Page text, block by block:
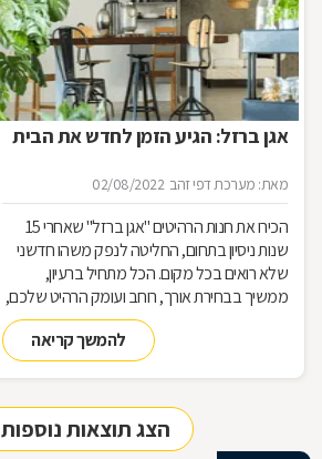
אגן ברזל: הגיע הזמן לחדש את הבית
מאת: מערכת דפי זהב 02/08/2022
הכירו את חנות הרהיטים ''אגן ברזל'' שאחרי 15
שנות ניסיון בתחום, החליטה לנפק משהו חדשני
שלא רואים בכל מקום. הכל מתחיל ברעיון,
ממשיך בבחירת אורך, רוחב ועומק הרהיט שלכם,
ממשיך בייצור מקורי ממיטב חומרי הגלם ומסתיים
ביצירת הפתרון המרשים והמעשי ביותר עבורכם
להמשך קריאה
הצג תוצאות נוספות